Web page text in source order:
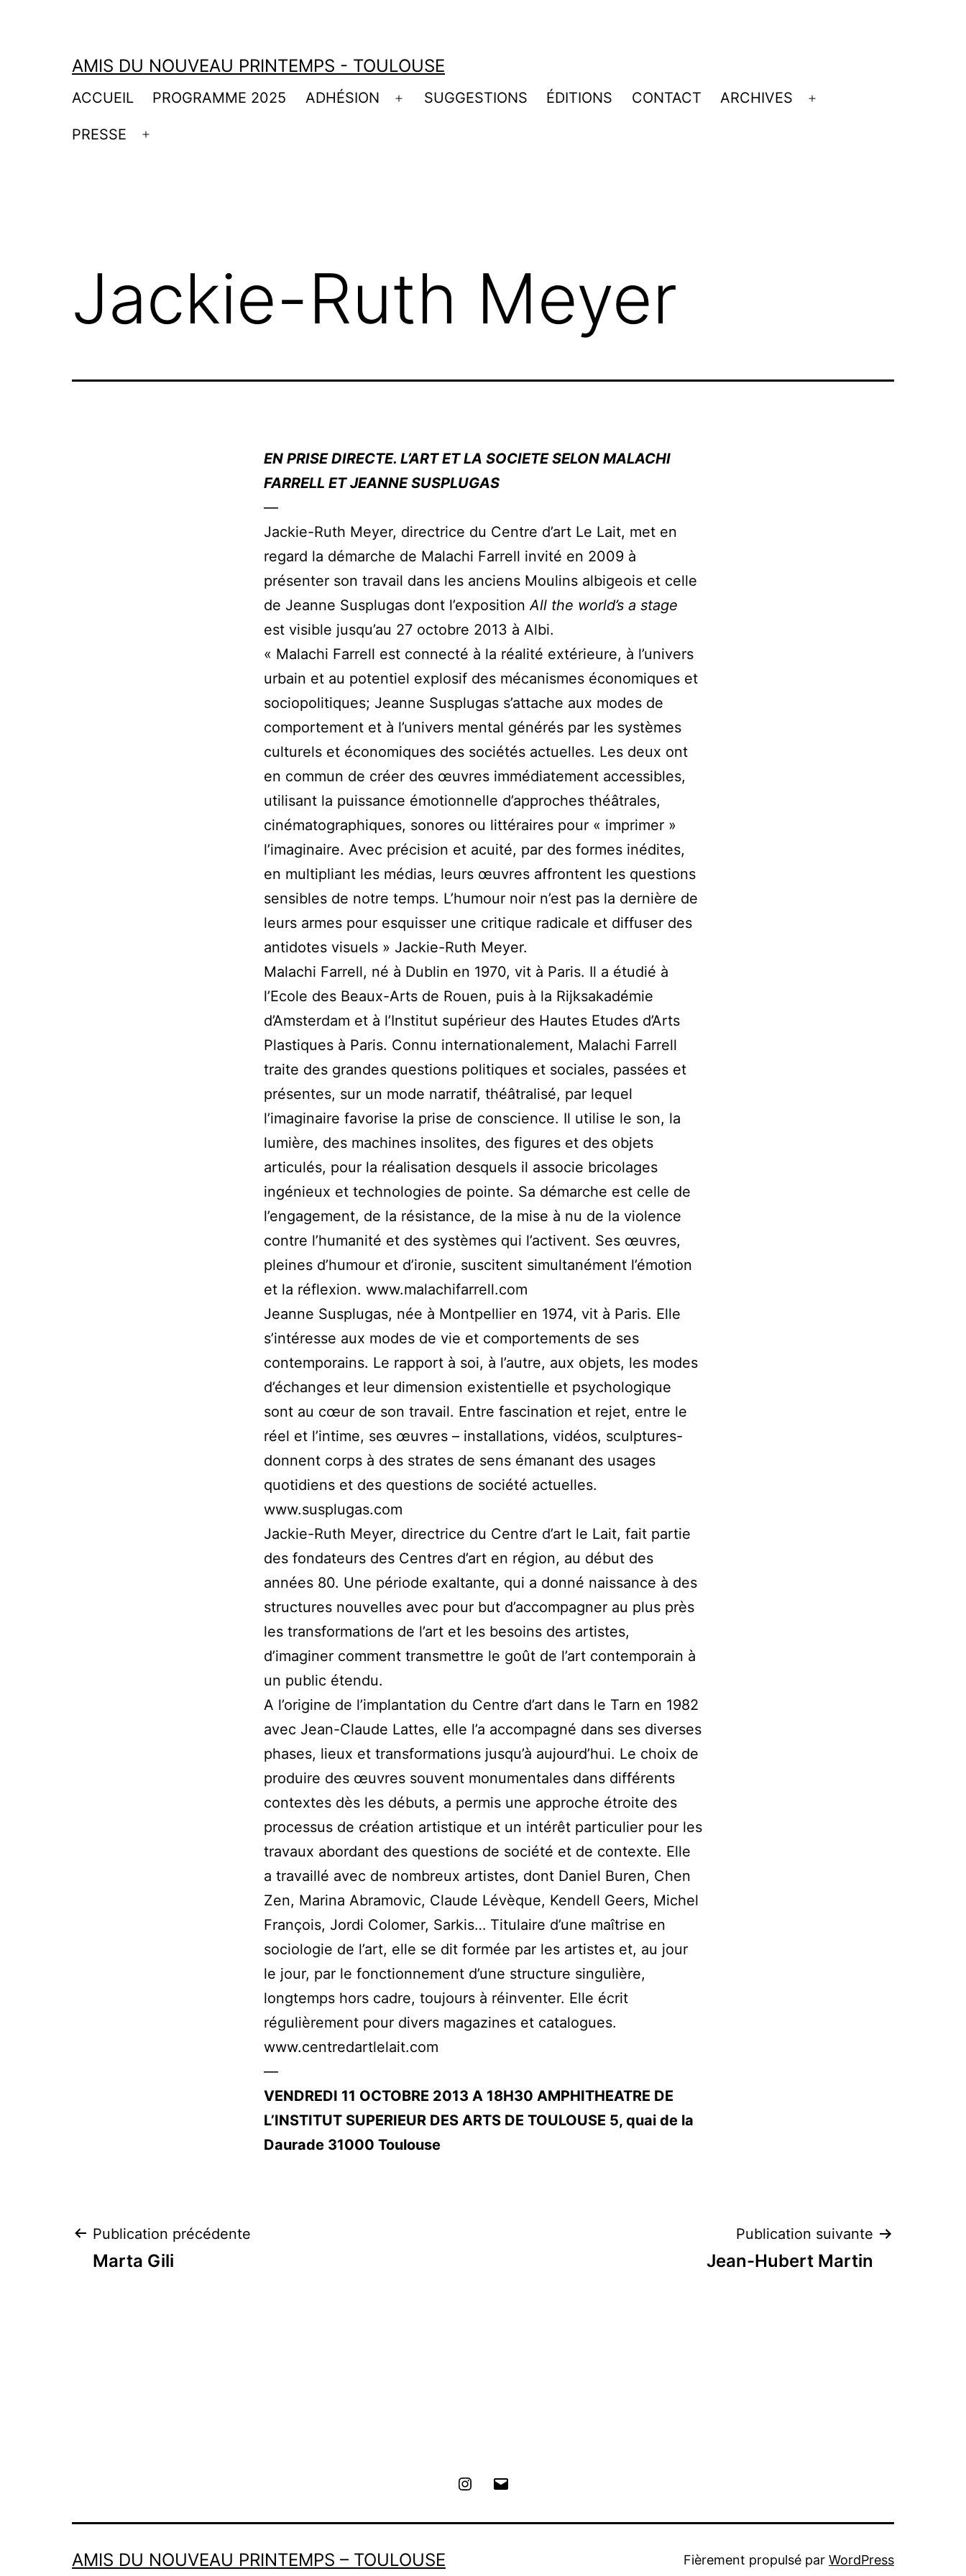
AMIS DU NOUVEAU PRINTEMPS - TOULOUSE
ACCUEIL PROGRAMME 2025 ADHÉSION
Ouvrir
SUGGESTIONS ÉDITIONS CONTACT ARCHIVES
PRESSE
Jackie-Ruth Meyer
EN PRISE DIRECTE. L’ART ET LA SOCIETE SELON MALACHI
FARRELL ET JEANNE SUSPLUGAS
—
Jackie-Ruth Meyer, directrice du Centre d’art Le Lait, met en
regard la démarche de Malachi Farrell invité en 2009 à
présenter son travail dans les anciens Moulins albigeois et celle
de Jeanne Susplugas dont l’exposition All the world’s a stage
est visible jusqu’au 27 octobre 2013 à Albi.
« Malachi Farrell est connecté à la réalité extérieure, à l’univers
urbain et au potentiel explosif des mécanismes économiques et
sociopolitiques; Jeanne Susplugas s’attache aux modes de
comportement et à l’univers mental générés par les systèmes
culturels et économiques des sociétés actuelles. Les deux ont
en commun de créer des œuvres immédiatement accessibles,
utilisant la puissance émotionnelle d’approches théâtrales,
cinématographiques, sonores ou littéraires pour « imprimer »
l’imaginaire. Avec précision et acuité, par des formes inédites,
en multipliant les médias, leurs œuvres affrontent les questions
sensibles de notre temps. L’humour noir n’est pas la dernière de
leurs armes pour esquisser une critique radicale et diffuser des
antidotes visuels » Jackie-Ruth Meyer.
Malachi Farrell, né à Dublin en 1970, vit à Paris. Il a étudié à
l’Ecole des Beaux-Arts de Rouen, puis à la Rijksakadémie
d’Amsterdam et à l’Institut supérieur des Hautes Etudes d’Arts
Plastiques à Paris. Connu internationalement, Malachi Farrell
traite des grandes questions politiques et sociales, passées et
présentes, sur un mode narratif, théâtralisé, par lequel
l’imaginaire favorise la prise de conscience. Il utilise le son, la
lumière, des machines insolites, des figures et des objets
articulés, pour la réalisation desquels il associe bricolages
ingénieux et technologies de pointe. Sa démarche est celle de
l’engagement, de la résistance, de la mise à nu de la violence
contre l’humanité et des systèmes qui l’activent. Ses œuvres,
pleines d’humour et d’ironie, suscitent simultanément l’émotion
et la réflexion. www.malachifarrell.com
Jeanne Susplugas, née à Montpellier en 1974, vit à Paris. Elle
s’intéresse aux modes de vie et comportements de ses
contemporains. Le rapport à soi, à l’autre, aux objets, les modes
d’échanges et leur dimension existentielle et psychologique
sont au cœur de son travail. Entre fascination et rejet, entre le
réel et l’intime, ses œuvres – installations, vidéos, sculptures-
donnent corps à des strates de sens émanant des usages
quotidiens et des questions de société actuelles.
www.susplugas.com
Jackie-Ruth Meyer, directrice du Centre d’art le Lait, fait partie
des fondateurs des Centres d’art en région, au début des
années 80. Une période exaltante, qui a donné naissance à des
structures nouvelles avec pour but d’accompagner au plus près
les transformations de l’art et les besoins des artistes,
d’imaginer comment transmettre le goût de l’art contemporain à
un public étendu.
A l’origine de l’implantation du Centre d’art dans le Tarn en 1982
avec Jean-Claude Lattes, elle l’a accompagné dans ses diverses
phases, lieux et transformations jusqu’à aujourd’hui. Le choix de
produire des œuvres souvent monumentales dans différents
contextes dès les débuts, a permis une approche étroite des
processus de création artistique et un intérêt particulier pour les
travaux abordant des questions de société et de contexte. Elle
a travaillé avec de nombreux artistes, dont Daniel Buren, Chen
Zen, Marina Abramovic, Claude Lévèque, Kendell Geers, Michel
François, Jordi Colomer, Sarkis… Titulaire d’une maîtrise en
sociologie de l’art, elle se dit formée par les artistes et, au jour
le jour, par le fonctionnement d’une structure singulière,
longtemps hors cadre, toujours à réinventer. Elle écrit
régulièrement pour divers magazines et catalogues.
www.centredartlelait.com
—
VENDREDI 11 OCTOBRE 2013 A 18H30 AMPHITHEATRE DE
L’INSTITUT SUPERIEUR DES ARTS DE TOULOUSE 5, quai de la
Daurade 31000 Toulouse
Navigation
Publication précédente
Marta Gili
Publication suivante
Jean-Hubert Martin
Instagram
AMIS DU NOUVEAU PRINTEMPS – TOULOUSE Fièrement propulsé par WordPress